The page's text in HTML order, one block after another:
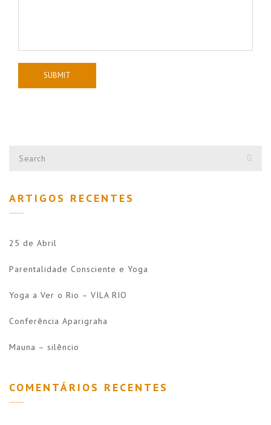
ARTIGOS RECENTES
25 de Abril
Parentalidade Consciente e Yoga
Yoga a Ver o Rio – VILA RIO
Conferência Aparigraha
Mauna – silêncio
COMENTÁRIOS RECENTES